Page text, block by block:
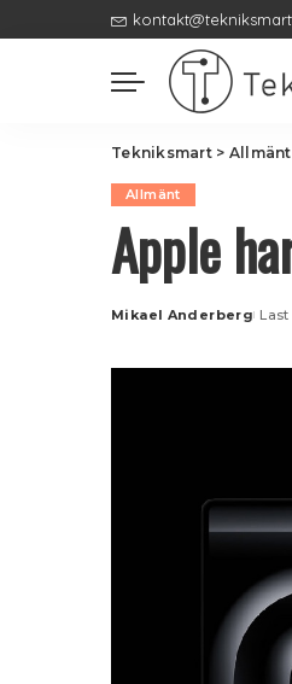
Tekniksmart> Allmänt
Allmänt
Apple
Posted
Mikael Anderberg